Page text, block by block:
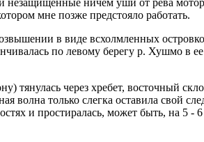
незащищенные ничем уши от рева
мне позже предстояло работать.
в виде всхолмленных
по левому берегу р. Хушмо в
через хребет, восточный
волна только слегка оставила свой
и простиралась, может быть, на 5